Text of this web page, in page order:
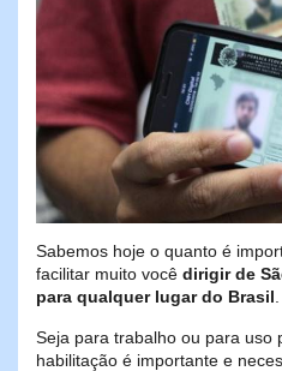
Sabemos hoje o quanto é
facilitar muito você dirigir de
para qualquer lugar do Brasil.
Seja para trabalho ou para uso
habilitação é importante e